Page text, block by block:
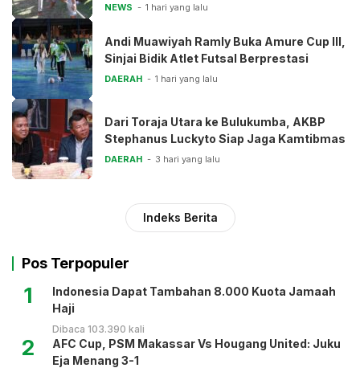
NEWS 1 hari yang lalu
Andi Muawiyah Ramly Buka Amure Cup III,
Sinjai Bidik Atlet Futsal Berprestasi
DAERAH 1 hari yang lalu
Dari Toraja Utara ke Bulukumba, AKBP
Stephanus Luckyto Siap Jaga Kamtibmas
DAERAH 3 hari yang lalu
Indeks Berita
Pos Terpopuler
1
Indonesia Dapat Tambahan 8.000 Kuota Jamaah
Haji
Dibaca 103.390 kali
2
AFC Cup, PSM Makassar Vs Hougang United: Juku
Eja Menang 3-1